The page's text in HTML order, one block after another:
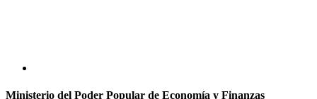
Ministerio del Poder Popular de Economía y Finanzas